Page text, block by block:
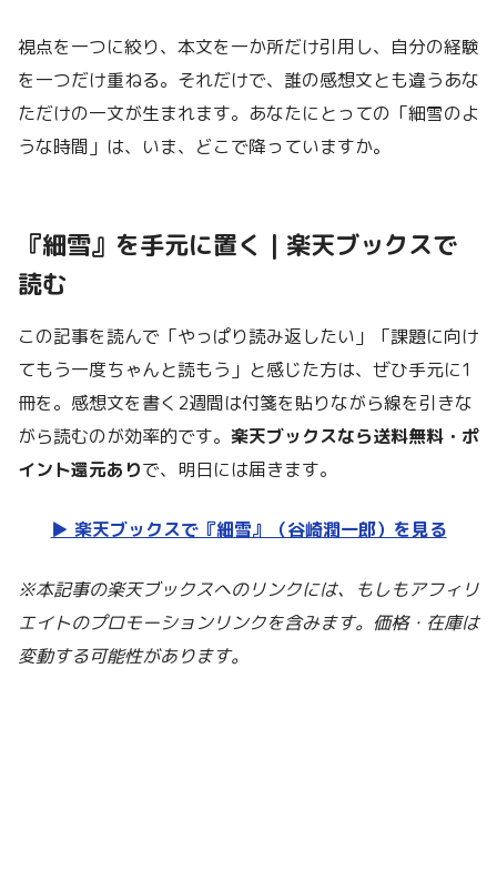
視点を一つに絞り、本文を一か所だけ引用し、自分の経験
を一つだけ重ねる。それだけで、誰の感想文とも違うあな
ただけの一文が生まれます。あなたにとっての「細雪のよ
うな時間」は、いま、どこで降っていますか。
『細雪』を手元に置く｜楽天ブックスで
読む
この記事を読んで「やっぱり読み返したい」「課題に向け
てもう一度ちゃんと読もう」と感じた方は、ぜひ手元に1
冊を。感想文を書く2週間は付箋を貼りながら線を引きな
がら読むのが効率的です。 楽天ブックスなら送料無料・ポ
イント還元ありで、明日には届きます。
▶︎ 楽天ブックスで『細雪』（谷崎潤一郎）を見る
※本記事の楽天ブックスへのリンクには、もしもアフィリ
エイトのプロモーションリンクを含みます。価格・在庫は
変動する可能性があります。